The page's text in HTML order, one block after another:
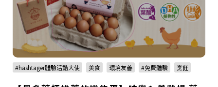
#hashtager體驗活動大使 美食 環境友善 #免費體驗 烹飪